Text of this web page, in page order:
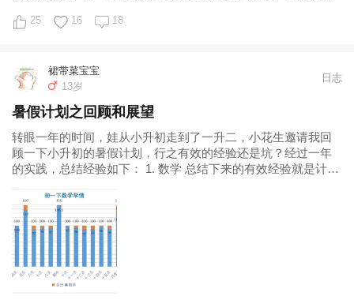
25 16 18
裙带菜宝宝
13岁
日志
暑假计划之回顾和展望
转眼一年的时间，娃从小升初走到了一升二，小花生邀请我回
顾一下小升初的暑假计划，行之有效的经验还是坑？经过一年
的实践，总结经验如下： 1. 数学 总结下来的有效经验就是计算